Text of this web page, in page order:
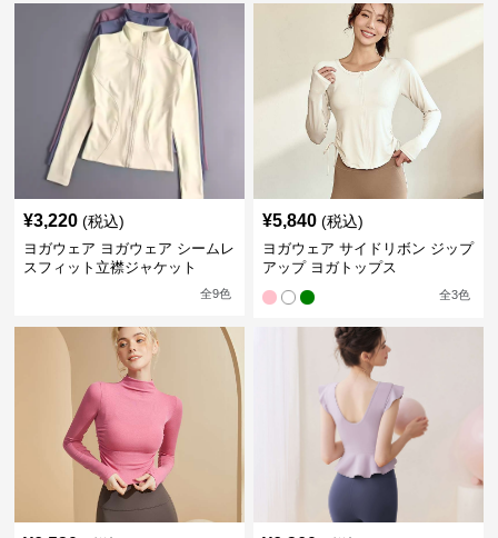
¥3,220 (税込)
ヨガウェア ヨガウェア シームレ
スフィット立襟ジャケット
全9色
¥5,840 (税込)
ヨガウェア サイドリボン ジップ
アップ ヨガトップス
全3色